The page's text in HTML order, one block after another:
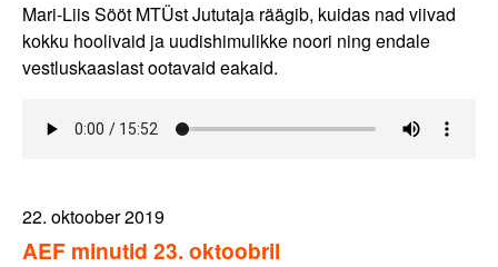
Mari-Liis Sööt MTÜst Jututaja räägib, kuidas nad viivad
kokku hoolivaid ja uudishimulikke noori ning endale
vestluskaaslast ootavaid eakaid.
22. oktoober 2019
AEF minutid 23. oktoobril